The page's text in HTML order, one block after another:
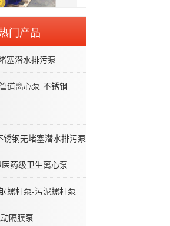
道离心泵-不锈钢IHGB
医药级卫生离心泵
门产品
塞潜水排污泵
道离心泵-不锈钢
锈钢无堵塞潜水排污泵
医药级卫生离心泵
螺杆泵-污泥螺杆泵
隔膜泵